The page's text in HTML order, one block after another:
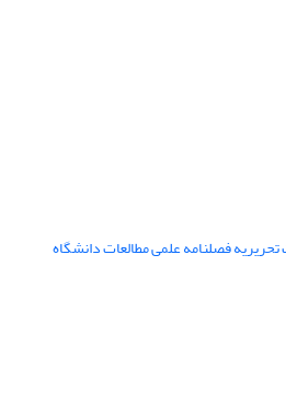
فصلنامه علمی مطالعات دانشگاه